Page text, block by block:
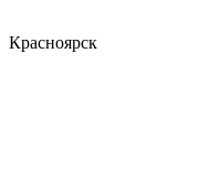
Красноярск